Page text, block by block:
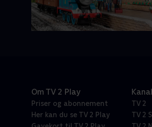
Om TV 2 Play
Priser og abonnement
Her kan du se TV 2 Play
TV 2
TV 2